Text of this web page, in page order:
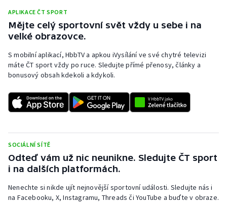
Rychlobruslení
Rychlostní kanoistika
Short track
Sportovní střelba
Triatlon
Vodní slalom
APLIKACE ČT SPORT
Mějte celý sportovní svět vždy u sebe i na
velké obrazovce.
S mobilní aplikací, HbbTV a apkou iVysílání ve své chytré televizi
máte ČT sport vždy po ruce. Sledujte přímé přenosy, články a
bonusový obsah kdekoli a kdykoli.
SOCIÁLNÍ SÍTĚ
Odteď vám už nic neunikne. Sledujte ČT sport
i na dalších platformách.
Nenechte si nikde ujít nejnovější sportovní události. Sledujte nás i
na Facebooku, X, Instagramu, Threads či YouTube a buďte v obraze.